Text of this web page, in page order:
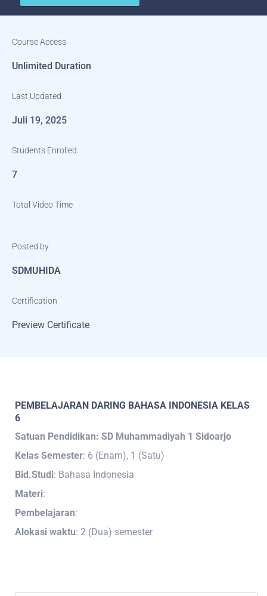
Course Access
Unlimited Duration
Last Updated
Juli 19, 2025
Students Enrolled
7
Total Video Time
Posted by
SDMUHIDA
Certification
Preview Certificate
PEMBELAJARAN DARING BAHASA INDONESIA KELAS
6
Satuan Pendidikan: SD Muhammadiyah 1 Sidoarjo
Kelas Semester: 6 (Enam), 1 (Satu)
Bid.Studi: Bahasa Indonesia
Materi:
Pembelajaran:
Alokasi waktu: 2 (Dua) semester